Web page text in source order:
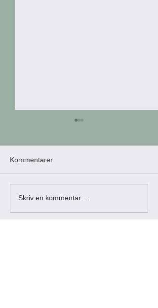
Årets klubbmestere
Kommentarer
Skriv en kommentar …